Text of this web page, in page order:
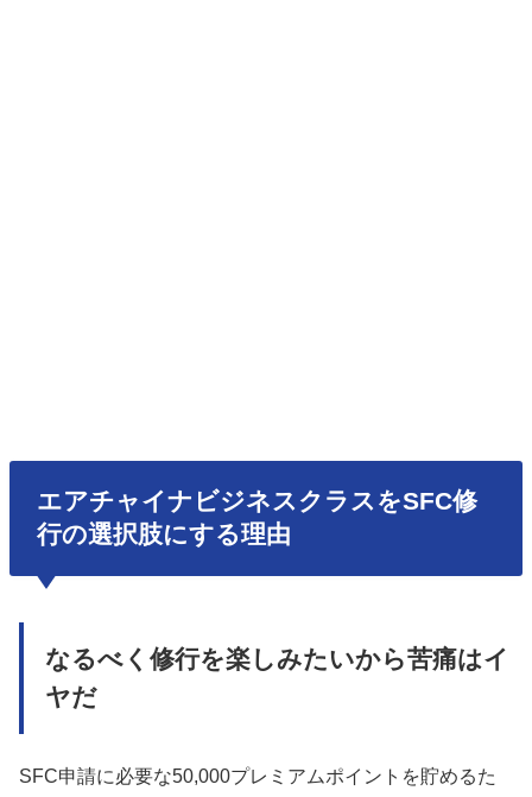
エアチャイナビジネスクラスをSFC修
行の選択肢にする理由
なるべく修行を楽しみたいから苦痛はイ
ヤだ
SFC申請に必要な50,000プレミアムポイントを貯めるた